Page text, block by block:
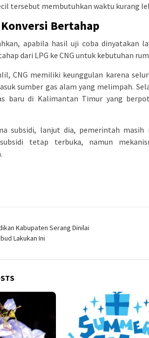
tersebut membutuhkan waktu kurang
Bertahap
apabila hasil uji coba dinyatakan
dari LPG ke CNG untuk kebutuhan
CNG memiliki keunggulan karena
sumber gas alam yang melimpah.
baru di Kalimantan Timur yang
subsidi, lanjut dia, pemerintah masih
tetap terbuka, namun
Kabupaten Serang Dinilai
Lakukan Ini